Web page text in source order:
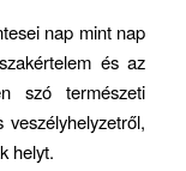
nap mint nap
és az
szó természeti
helyt.